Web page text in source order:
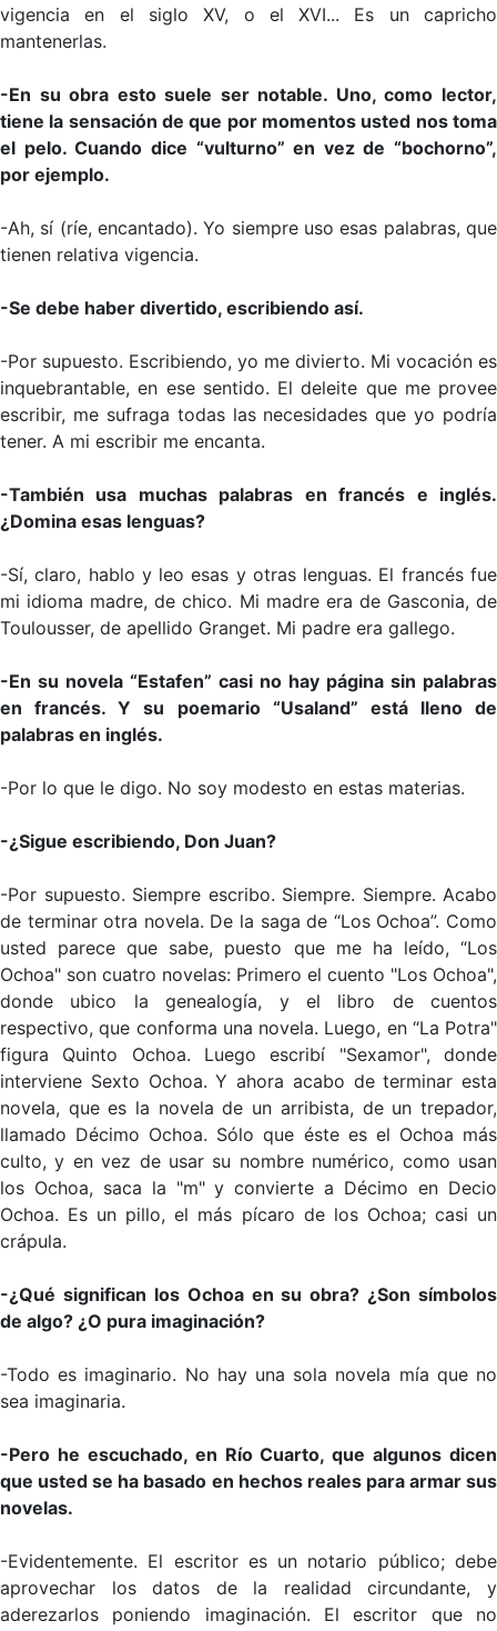
vigencia en el siglo XV, o el XVI... Es un capricho
mantenerlas.
-En su obra esto suele ser notable. Uno, como lector,
tiene la sensación de que por momentos usted nos toma
el pelo. Cuando dice “vulturno” en vez de “bochorno”,
por ejemplo.
-Ah, sí (ríe, encantado). Yo siempre uso esas palabras, que
tienen relativa vigencia.
-Se debe haber divertido, escribiendo así.
-Por supuesto. Escribiendo, yo me divierto. Mi vocación es
inquebrantable, en ese sentido. El deleite que me provee
escribir, me sufraga todas las necesidades que yo podría
tener. A mi escribir me encanta.
-También usa muchas palabras en francés e inglés.
¿Domina esas lenguas?
-Sí, claro, hablo y leo esas y otras lenguas. El francés fue
mi idioma madre, de chico. Mi madre era de Gasconia, de
Toulousser, de apellido Granget. Mi padre era gallego.
-En su novela “Estafen” casi no hay página sin palabras
en francés. Y su poemario “Usaland” está lleno de
palabras en inglés.
-Por lo que le digo. No soy modesto en estas materias.
-¿Sigue escribiendo, Don Juan?
-Por supuesto. Siempre escribo. Siempre. Siempre. Acabo
de terminar otra novela. De la saga de “Los Ochoa”. Como
usted parece que sabe, puesto que me ha leído, “Los
Ochoa" son cuatro novelas: Primero el cuento "Los Ochoa",
donde ubico la genealogía, y el libro de cuentos
respectivo, que conforma una novela. Luego, en “La Potra"
figura Quinto Ochoa. Luego escribí "Sexamor", donde
interviene Sexto Ochoa. Y ahora acabo de terminar esta
novela, que es la novela de un arribista, de un trepador,
llamado Décimo Ochoa. Sólo que éste es el Ochoa más
culto, y en vez de usar su nombre numérico, como usan
los Ochoa, saca la "m" y convierte a Décimo en Decio
Ochoa. Es un pillo, el más pícaro de los Ochoa; casi un
crápula.
-¿Qué significan los Ochoa en su obra? ¿Son símbolos
de algo? ¿O pura imaginación?
-Todo es imaginario. No hay una sola novela mía que no
sea imaginaria.
-Pero he escuchado, en Río Cuarto, que algunos dicen
que usted se ha basado en hechos reales para armar sus
novelas.
-Evidentemente. El escritor es un notario público; debe
aprovechar los datos de la realidad circundante, y
aderezarlos poniendo imaginación. El escritor que no